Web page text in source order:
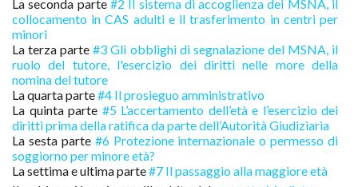
La seconda parte #2 Il sistema di accoglienza dei MSNA, il
collocamento in CAS adulti e il trasferimento in centri per
minori
La terza parte #3 Gli obblighi di segnalazione del MSNA, il
ruolo del tutore, l'esercizio dei diritti nelle more della
nomina del tutore
La quarta parte#4 Il prosieguo amministrativo
La quinta parte #5 L’accertamento dell’età e l’esercizio dei
diritti prima della ratifica da parte dell’Autorità Giudiziaria
La sesta parte #6 Protezione internazionale o permesso di
soggiorno per minore età?
La settima e ultima parte#7 Il passaggio alla maggiore età